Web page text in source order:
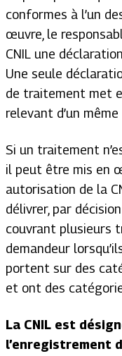
conformes à l’un
œuvre, le
CNIL une
Une seule
de traitement met
relevant d’un
Si un traitement
il peut être mis en
autorisation de la
délivrer, par
couvrant plusieurs
demandeur
portent sur des
et ont des
La CNIL est
l’enregistrement